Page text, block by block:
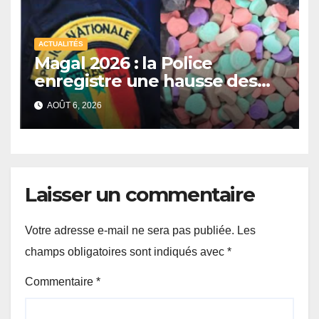
ACTUALITÉS
Magal 2026 : la Police
enregistre une hausse des
saisies de drogues de
synthèse malgré un recul de
certains stupéfiants
AOÛT 6, 2026
Laisser un commentaire
Votre adresse e-mail ne sera pas publiée. Les
champs obligatoires sont indiqués avec *
Commentaire *